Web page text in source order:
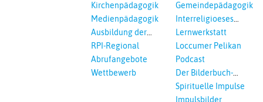
Interreligöses Lernen
Kirchenpädagogik
Medienpädagogik
Ausbildung der
Vikar*innen
RPI-Regional
Abrufangebote
Wettbewerb
Gemeindepädagogik
Interreligioeses
Lernen
Lernwerkstatt
Loccumer Pelikan
Podcast
Der Bilderbuch-
Podcast
Spirituelle Impulse
Impulsbilder